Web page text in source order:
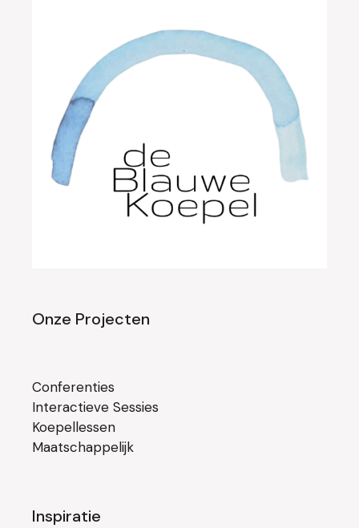
Onze Projecten
Conferenties
Interactieve Sessies
Koepellessen
Maatschappelijk
Inspiratie